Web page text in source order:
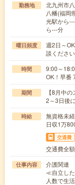
勤務地
北九州市
八幡(福岡
光駅から
ら---分
曜日頻度
週2日～
談ください
時間
9:00～
OK！早番
期間
【8月中
2～3日後
時給
無資格未
日収1万
交通費
交通費全
仕事内容
介護関連
≪自立し
人数で生